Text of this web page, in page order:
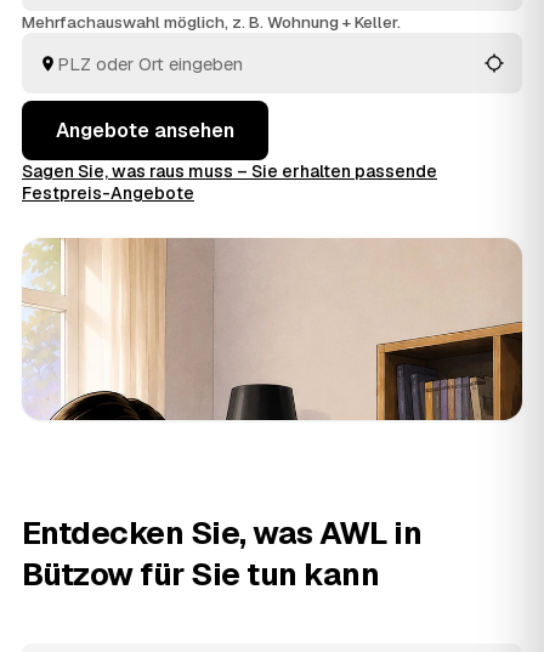
Termine, auch wenn es eilig ist. Die Profis kümmern
Mehrfachauswahl möglich, z. B. Wohnung + Keller.
Angebote ansehen
Sagen Sie, was raus muss – Sie erhalten passende
Festpreis-Angebote
Entdecken Sie, was AWL in
Bützow für Sie tun kann